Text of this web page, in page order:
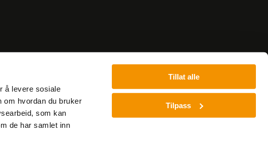
å levere sosiale
om hvordan du bruker
som kan
de har samlet inn
Tillat alle
Tilpass